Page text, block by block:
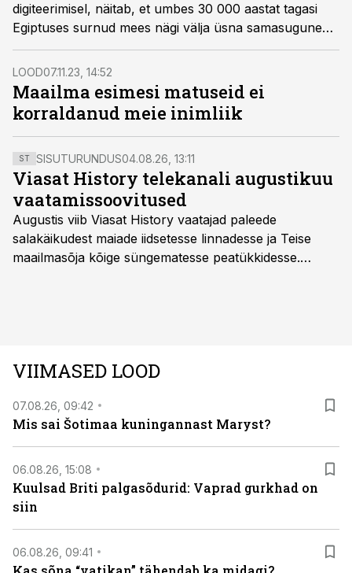
digiteerimisel, näitab, et umbes 30 000 aastat tagasi
Egiptuses surnud mees nägi välja üsna samasugune
kui tänapäeval.
LOOD07.11.23, 14:52
Maailma esimesi matuseid ei
korraldanud meie inimliik
ST SISUTURUNDUS04.08.26, 13:11
Viasat History telekanali augustikuu
vaatamissoovitused
Augustis viib Viasat History vaatajad paleede
salakäikudest maiade iidsetesse linnadesse ja Teise
maailmasõja kõige süngematesse peatükkidesse.
viasathistory.eu/ee
VIIMASED LOOD
07.08.26, 09:42
Mis sai Šotimaa kuningannast Maryst?
06.08.26, 15:08
Kuulsad Briti palgasõdurid: Vaprad gurkhad on
siin
06.08.26, 09:41